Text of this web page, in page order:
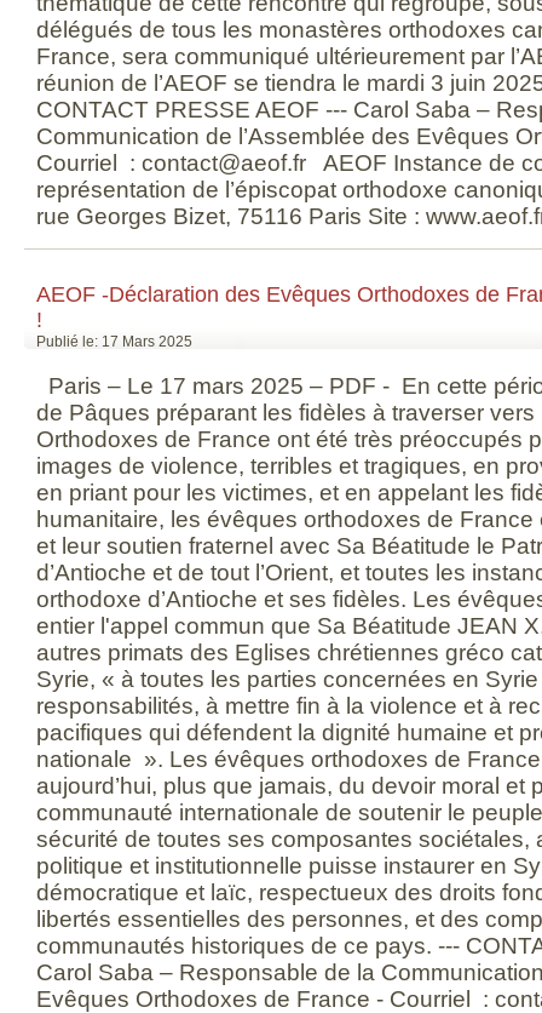
délégués de tous les monastères orthodoxes
France, sera communiqué ultérieurement par
réunion de l’AEOF se tiendra le mardi 3 juin
CONTACT PRESSE AEOF --- Carol Saba –
Communication de l’Assemblée des Evêques
Courriel : contact@aeof.fr AEOF Instance de
représentation de l’épiscopat orthodoxe
rue Georges Bizet, 75116 Paris Site :
AEOF -Déclaration des Evêques Orthodoxes de
!
Publié le: 17 Mars 2025
Paris – Le 17 mars 2025 – PDF - En cette
de Pâques préparant les fidèles à traverser
Orthodoxes de France ont été très préoccupés
images de violence, terribles et tragiques, en
en priant pour les victimes, et en appelant les
humanitaire, les évêques orthodoxes de France
et leur soutien fraternel avec Sa Béatitude le
d’Antioche et de tout l’Orient, et toutes les
orthodoxe d’Antioche et ses fidèles. Les
entier l'appel commun que Sa Béatitude JEAN
autres primats des Eglises chrétiennes gréco
Syrie, « à toutes les parties concernées en
responsabilités, à mettre fin à la violence et à
pacifiques qui défendent la dignité humaine et
nationale ». Les évêques orthodoxes de France
aujourd’hui, plus que jamais, du devoir moral et
communauté internationale de soutenir le
sécurité de toutes ses composantes sociétales,
politique et institutionnelle puisse instaurer en
démocratique et laïc, respectueux des droits
libertés essentielles des personnes, et des
communautés historiques de ce pays. ---
Carol Saba – Responsable de la
Evêques Orthodoxes de France - Courriel :